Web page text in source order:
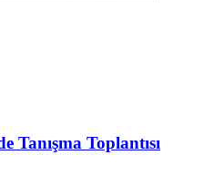
Tanışma Toplantısı